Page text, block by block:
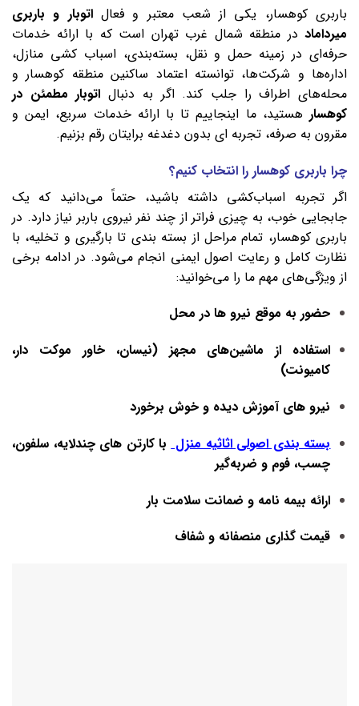
باربری کوهسار، یکی از شعب معتبر و فعالاتوبار و باربری
میرداماد در منطقه شمال غرب تهران است که با ارائه خدمات
حرفه‌ای در زمینه حمل و نقل، بسته‌بندی، اسباب‌ کشی منازل،
اداره‌ها و شرکت‌ها، توانسته اعتماد ساکنین منطقه کوهسار و
محله‌های اطراف را جلب کند. اگر به دنبال اتوبار مطمئن در
کوهسار هستید، ما اینجاییم تا با ارائه خدمات سریع، ایمن و
مقرون‌ به‌ صرفه، تجربه‌ ای بدون دغدغه برایتان رقم بزنیم.
چرا باربری کوهسار را انتخاب کنیم؟
اگر تجربه اسباب‌کشی داشته باشید، حتماً می‌دانید که یک
جابجایی خوب، به چیزی فراتر از چند نفر نیروی باربر نیاز دارد. در
باربری کوهسار، تمام مراحل از بسته‌ بندی تا بارگیری و تخلیه، با
نظارت کامل و رعایت اصول ایمنی انجام می‌شود. در ادامه برخی
از ویژگی‌های مهم ما را می‌خوانید:
حضور به‌ موقع نیرو ها در محل
استفاده از ماشین‌های مجهز (نیسان، خاور موکت‌ دار،
کامیونت)
نیرو های آموزش‌ دیده و خوش‌ برخورد
بسته‌ بندی اصولی اثاثیه منزلبا کارتن‌ های چندلایه، سلفون،
چسب، فوم و ضربه‌گیر
ارائه بیمه‌ نامه و ضمانت سلامت بار
قیمت‌ گذاری منصفانه و شفاف